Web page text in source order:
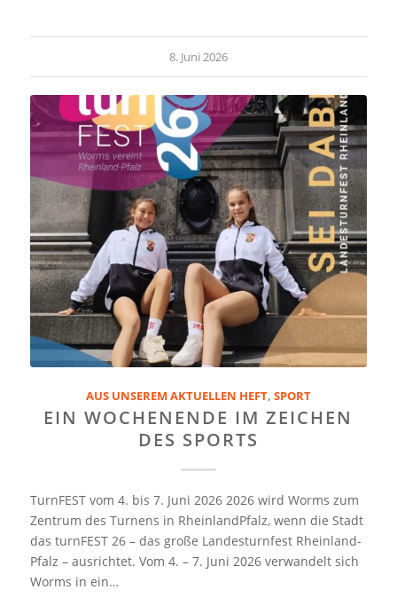
8. Juni 2026
AUS UNSEREM AKTUELLEN HEFT, SPORT
EIN WOCHENENDE IM ZEICHEN
DES SPORTS
TurnFEST vom 4. bis 7. Juni 2026 2026 wird Worms zum
Zentrum des Turnens in RheinlandPfalz, wenn die Stadt
das turnFEST 26 – das große Landesturnfest Rheinland-
Pfalz – ausrichtet. Vom 4. – 7. Juni 2026 verwandelt sich
Worms in ein…